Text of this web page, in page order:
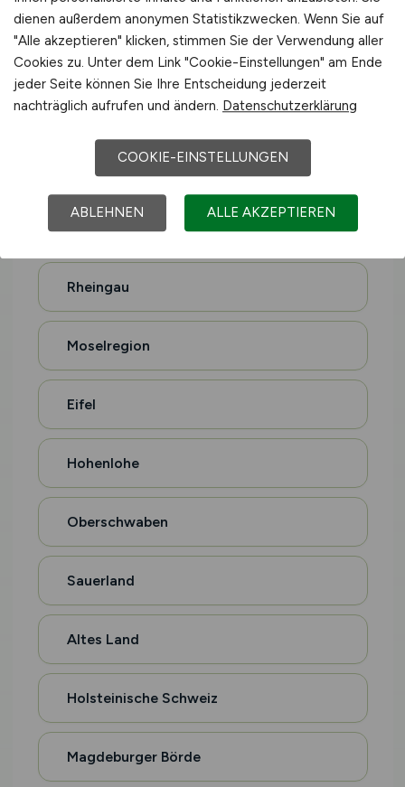
Emsland
Lüneburger Heide
Oldenburger Münsterland
Pfalz
Rheingau
Moselregion
Eifel
Hohenlohe
Oberschwaben
Sauerland
Altes Land
Holsteinische Schweiz
Magdeburger Börde
dienen außerdem anonymen Statistikzwecken. Wenn Sie auf
"Alle akzeptieren" klicken, stimmen Sie der Verwendung aller
Cookies zu. Unter dem Link "Cookie-Einstellungen" am Ende
jeder Seite können Sie Ihre Entscheidung jederzeit
nachträglich aufrufen und ändern. Datenschutzerklärung
COOKIE-EINSTELLUNGEN
ABLEHNEN ALLE AKZEPTIEREN